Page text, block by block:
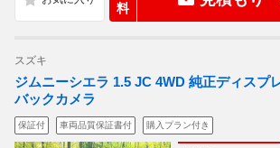
料
スズキ
ジムニーシエラ 1.5 JC 4WD 純正ディスプ
バックカメラ
保証付 車両品質保証書付 購入プラン付き